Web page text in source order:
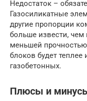
Недостаток –
Газосиликатные
другие пропорции
больше извести,
меньшей
блоков будет
газобетонных.
Плюсы и